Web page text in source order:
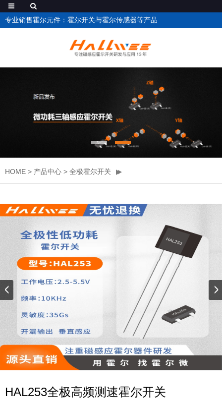
专业销售霍尔元件：霍尔开关与霍尔传感器等产品
HOME > 产品中心 > 全极霍尔开关
HAL253全极高频测速霍尔开关